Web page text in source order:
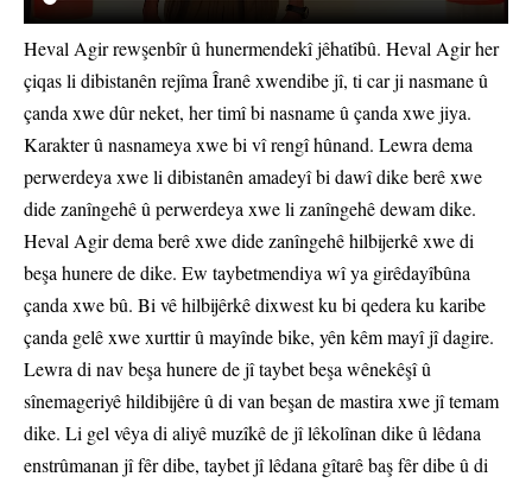
Heval Agir rewşenbîr û hunermendekî jêhatîbû. Heval Agir her
çiqas li dibistanên rejîma Îranê xwendibe jî, ti car ji nasmane û
çanda xwe dûr neket, her timî bi nasname û çanda xwe jiya.
Karakter û nasnameya xwe bi vî rengî hûnand. Lewra dema
perwerdeya xwe li dibistanên amadeyî bi dawî dike berê xwe
dide zanîngehê û perwerdeya xwe li zanîngehê dewam dike.
Heval Agir dema berê xwe dide zanîngehê hilbijerkê xwe di
beşa hunere de dike. Ew taybetmendiya wî ya girêdayîbûna
çanda xwe bû. Bi vê hilbijêrkê dixwest ku bi qedera ku karibe
çanda gelê xwe xurttir û mayînde bike, yên kêm mayî jî dagire.
Lewra di nav beşa hunere de jî taybet beşa wênekêşî û
sînemageriyê hildibijêre û di van beşan de mastira xwe jî temam
dike. Li gel vêya di aliyê muzîkê de jî lêkolînan dike û lêdana
enstrûmanan jî fêr dibe, taybet jî lêdana gîtarê baş fêr dibe û di